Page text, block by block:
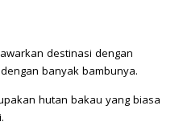
destinasi dengan
banyak bambunya.
hutan bakau yang biasa